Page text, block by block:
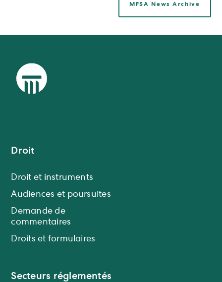
MFSA News Archive
Droit
Droit et instruments
Audiences et poursuites
Demande de
commentaires
Droits et formulaires
Secteurs réglementés